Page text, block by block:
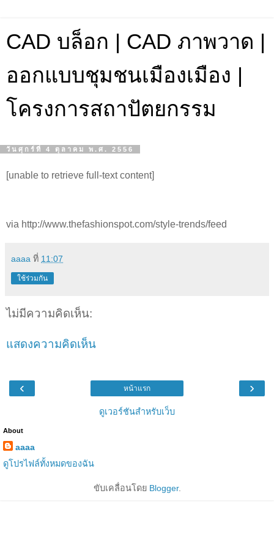
CAD บล็อก | CAD ภาพวาด |
ออกแบบชุมชนเมืองเมือง |
โครงการสถาปัตยกรรม
วันศุกร์ที่ 4 ตุลาคม พ.ศ. 2556
[unable to retrieve full-text content]
via http://www.thefashionspot.com/style-trends/feed
aaaa ที่ 11:07
ใช้ร่วมกัน
ไม่มีความคิดเห็น:
แสดงความคิดเห็น
‹ ›
หน้าแรก
ดูเวอร์ชันสำหรับเว็บ
About
aaaa
ดูโปรไฟล์ทั้งหมดของฉัน
ขับเคลื่อนโดย Blogger.